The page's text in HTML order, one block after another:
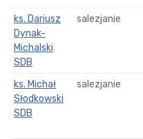
ks. Dariusz
Dynak-
Michalski
SDB
salezjanie
ks. Michał
Słodkowski
SDB
salezjanie